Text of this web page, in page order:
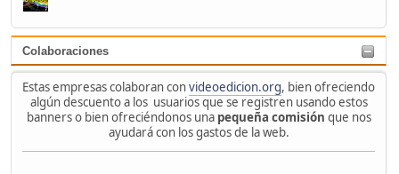
Colaboraciones
Estas empresas colaboran convideoedicion.org, bien ofreciendo
algún descuento a los usuarios que se registren usando estos
banners o bien ofreciéndonos una pequeña comisión que nos
ayudará con los gastos de la web.